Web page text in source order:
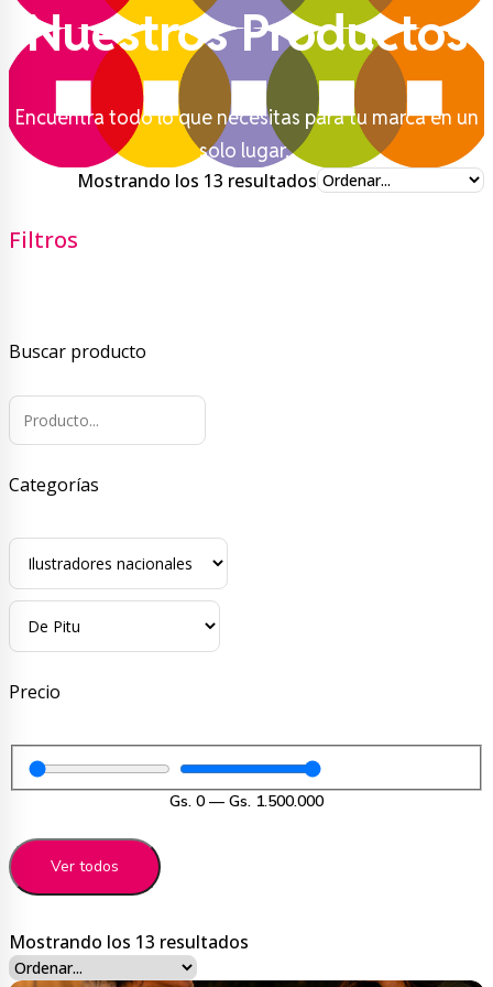
Nuestros Productos
Encuentra todo lo que necesitas para tu marca en un
solo lugar.
Filtros
Buscar producto
Categorías
Precio
Gs. 0 — Gs. 1.500.000
Ver todos
Mostrando los 13 resultados
Mostrando los 13 resultadosOrdenado